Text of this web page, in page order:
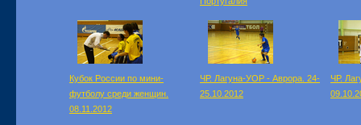
Кубок России по мини-
футболу среди женщин.
08.11.2012
ЧР. Лагуна-УОР - Аврора. 24-
25.10.2012
ЧР.